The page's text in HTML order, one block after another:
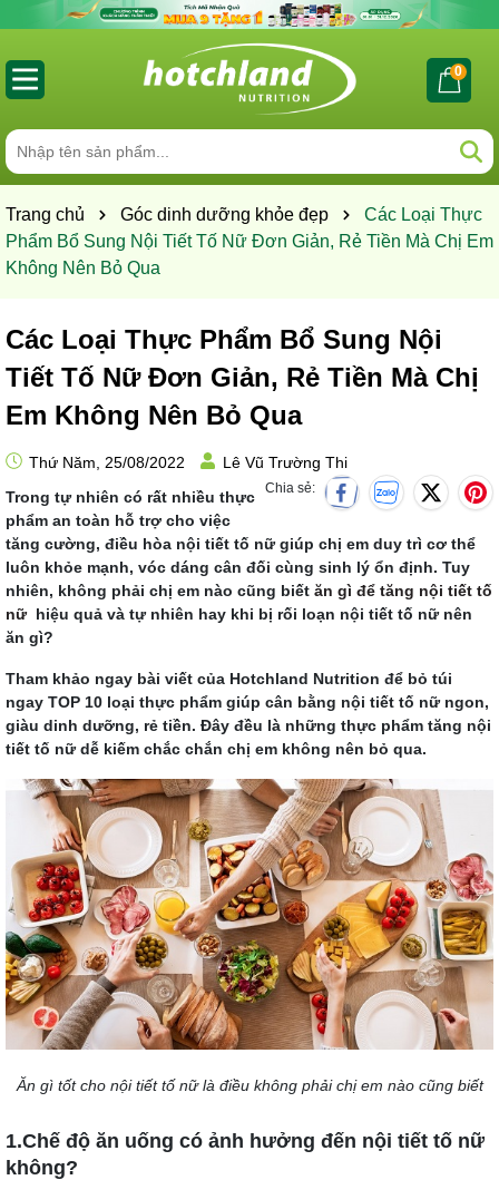
0
Trang chủ Góc dinh dưỡng khỏe đẹp
Các Loại Thực
Phẩm Bổ Sung Nội Tiết Tố Nữ Đơn Giản, Rẻ Tiền Mà Chị Em
Không Nên Bỏ Qua
Các Loại Thực Phẩm Bổ Sung Nội
Tiết Tố Nữ Đơn Giản, Rẻ Tiền Mà Chị
Em Không Nên Bỏ Qua
Thứ Năm, 25/08/2022 Lê Vũ Trường Thi
Chia sẻ:
Trong tự nhiên có rất nhiều thực
phẩm an toàn hỗ trợ cho việc
tăng cường, điều hòa nội tiết tố nữ giúp chị em duy trì cơ thể
luôn khỏe mạnh, vóc dáng cân đối cùng sinh lý ổn định. Tuy
nhiên, không phải chị em nào cũng biết ăn gì để tăng nội tiết tố
nữ hiệu quả và tự nhiên hay khi bị rối loạn nội tiết tố nữ nên
ăn gì?
Tham khảo ngay bài viết của Hotchland Nutrition để bỏ túi
ngay TOP 10 loại thực phẩm giúp cân bằng nội tiết tố nữ ngon,
giàu dinh dưỡng, rẻ tiền. Đây đều là những thực phẩm tăng nội
tiết tố nữ dễ kiếm chắc chắn chị em không nên bỏ qua.
Ăn gì tốt cho nội tiết tố nữ là điều không phải chị em nào cũng biết
1.Chế độ ăn uống có ảnh hưởng đến nội tiết tố nữ
không?